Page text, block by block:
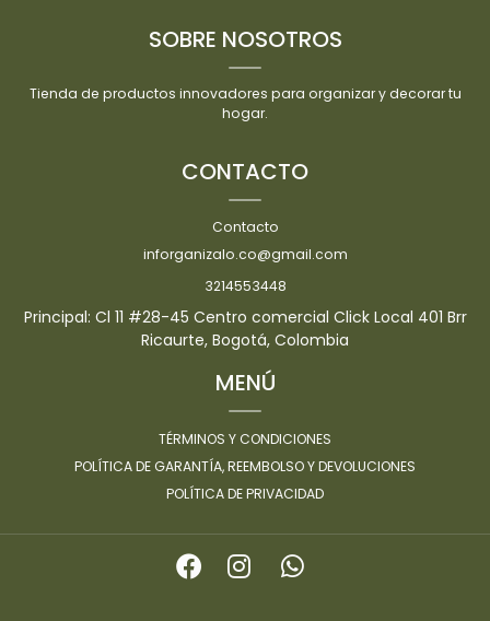
SOBRE NOSOTROS
Tienda de productos innovadores para organizar y decorar tu
hogar.
CONTACTO
Contacto
inforganizalo.co@gmail.com
3214553448
Principal: Cl 11 #28-45 Centro comercial Click Local 401 Brr
Ricaurte, Bogotá, Colombia
MENÚ
TÉRMINOS Y CONDICIONES
POLÍTICA DE GARANTÍA, REEMBOLSO Y DEVOLUCIONES
POLÍTICA DE PRIVACIDAD